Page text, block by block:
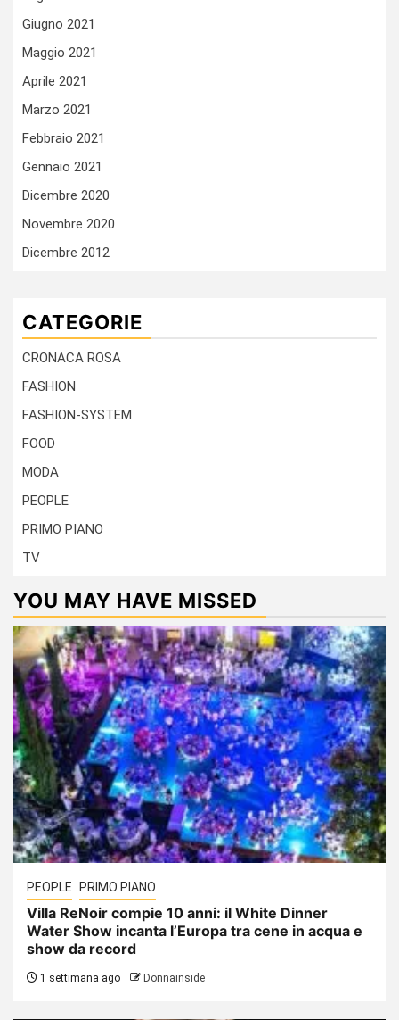
Giugno 2021
Maggio 2021
Aprile 2021
Marzo 2021
Febbraio 2021
Gennaio 2021
Dicembre 2020
Novembre 2020
Dicembre 2012
CATEGORIE
CRONACA ROSA
FASHION
FASHION-SYSTEM
FOOD
MODA
PEOPLE
PRIMO PIANO
TV
YOU MAY HAVE MISSED
PEOPLE PRIMO PIANO
Villa ReNoir compie 10 anni: il White Dinner
Water Show incanta l’Europa tra cene in acqua e
show da record
1 settimana ago Donnainside